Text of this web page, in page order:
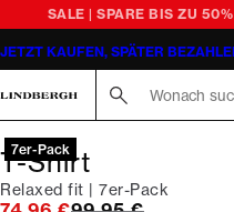
SALE | SPARE BIS ZU
JETZT KAUFEN, SPÄTER
7er-Pack
T-Shirt
Relaxed fit | 7er-Pack